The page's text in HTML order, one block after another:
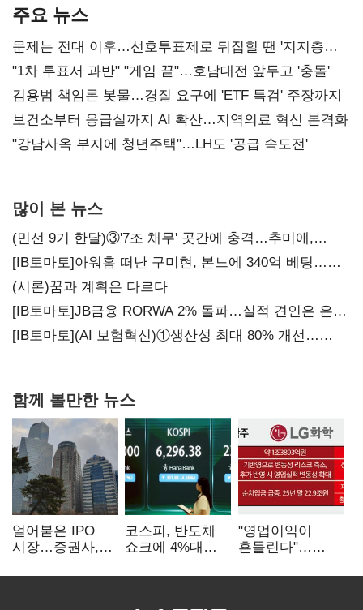
주요 뉴스
문제는 전대 이후…선호투표제로 뒤집힐 땐 '지지층
불복'
"1차 투표서 과반" "게임 끝"…호남대전 앞두고 '충돌'
김용범 책임론 봇물…경질 요구에 'ETF 특검' 주장까지
보건소부터 응급실까지 AI 확산…지역의료 혁신 본격화
"강남사옥 부지에 청년주택"…LH도 '공급 속도전'
많이 본 뉴스
(민선 9기 한달)③'7조 채무' 곳간에 충격…추미애,
20년만에 '비상재정' 선언 승부수
[IB토마토]아워홈 떠난 구미현, 본느에 340억 베팅…
가족 지배체제 구축
(시론)꿈과 계획은 다르다
[IB토마토]JB금융 RORWA 2% 돌파…실적 견인은 은행
아닌 캐피탈
[IB토마토](AI 보험혁신)①생산성 최대 80% 개선…
함께 볼만한 뉴스
얼어붙은 IPO
시장…증권사,
전쟁' 기대
코스피, 반도체
쇼크에 4%대
5거래일째 상승
"영업이익이
흔들린다"…
18에 취약